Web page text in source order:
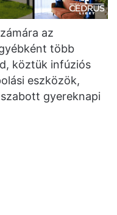
az
több
köztük infúziós
eszközök,
gyereknapi